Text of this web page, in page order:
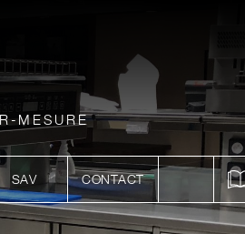
MESURE
SAV CONTACT